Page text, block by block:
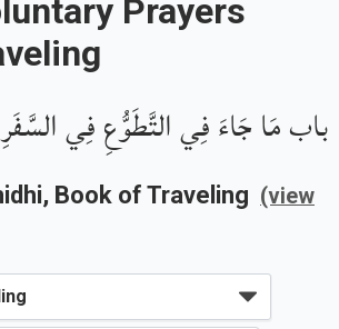
Prayers
باب مَا جَاءَ فِي التَّطَوُّعِ فِي السَّفَرِ
, Book of Traveling (view